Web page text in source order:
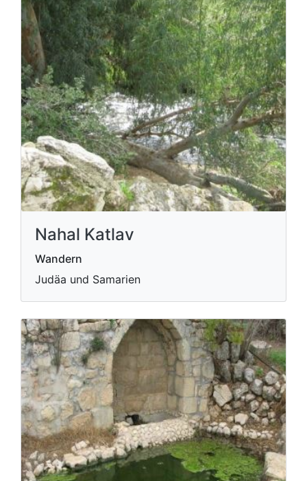
Nahal Katlav
Wandern
Judäa und Samarien